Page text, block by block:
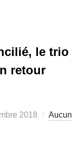
le trio
retour
2018
Aucun